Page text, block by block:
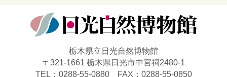
栃木県立日光自然博物館
〒321-1661 栃木県日光市中宮祠2480-1
TEL：0288-55-0880 FAX：0288-55-0850